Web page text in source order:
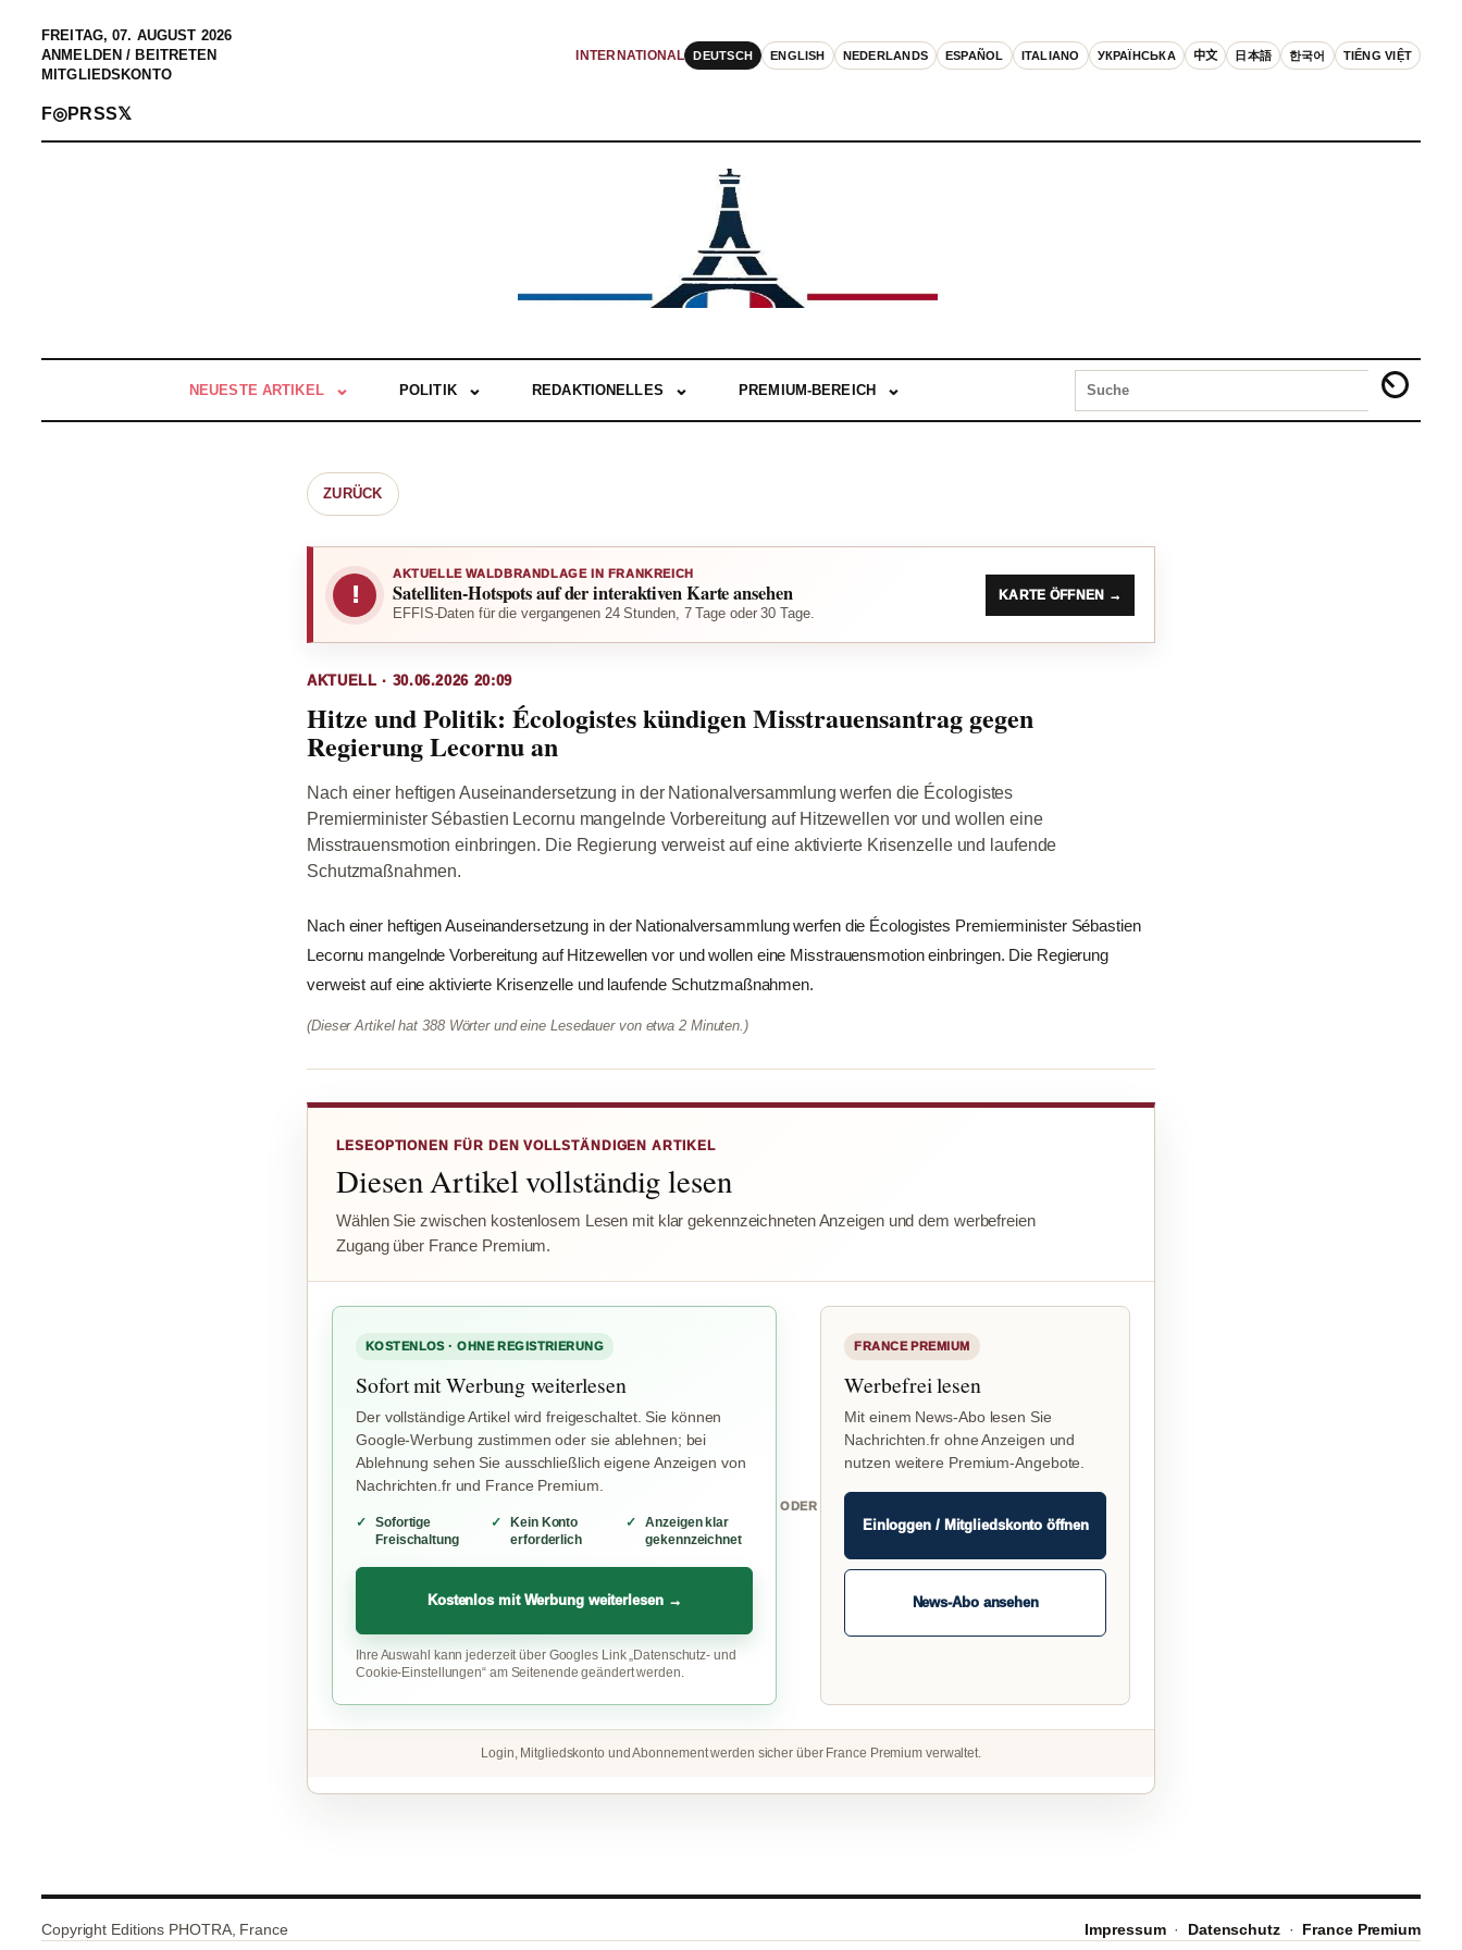
FREITAG, 07. AUGUST 2026
ANMELDEN / BEITRETEN
MITGLIEDSKONTO
INTERNATIONAL DEUTSCH ENGLISH NEDERLANDS ESPAÑOL ITALIANO УКРАЇНСЬКА 中文 日本語 한국어 TIẾNG VIỆT
F◎PRSS𝕏
NEUESTE ARTIKEL POLITIK REDAKTIONELLES PREMIUM-BEREICH
ZURÜCK
!
AKTUELLE WALDBRANDLAGE IN FRANKREICH
Satelliten-Hotspots auf der interaktiven Karte ansehen
EFFIS-Daten für die vergangenen 24 Stunden, 7 Tage oder 30 Tage.
KARTE ÖFFNEN →
AKTUELL · 30.06.2026 20:09
Hitze und Politik: Écologistes kündigen Misstrauensantrag gegen
Regierung Lecornu an
Nach einer heftigen Auseinandersetzung in der Nationalversammlung werfen die Écologistes
Premierminister Sébastien Lecornu mangelnde Vorbereitung auf Hitzewellen vor und wollen eine
Misstrauensmotion einbringen. Die Regierung verweist auf eine aktivierte Krisenzelle und laufende
Schutzmaßnahmen.
Nach einer heftigen Auseinandersetzung in der Nationalversammlung werfen die Écologistes Premierminister Sébastien
Lecornu mangelnde Vorbereitung auf Hitzewellen vor und wollen eine Misstrauensmotion einbringen. Die Regierung
verweist auf eine aktivierte Krisenzelle und laufende Schutzmaßnahmen.
(Dieser Artikel hat 388 Wörter und eine Lesedauer von etwa 2 Minuten.)
LESEOPTIONEN FÜR DEN VOLLSTÄNDIGEN ARTIKEL
Diesen Artikel vollständig lesen
Wählen Sie zwischen kostenlosem Lesen mit klar gekennzeichneten Anzeigen und dem werbefreien
Zugang über France Premium.
KOSTENLOS · OHNE REGISTRIERUNG
Sofort mit Werbung weiterlesen
Der vollständige Artikel wird freigeschaltet. Sie können
Google-Werbung zustimmen oder sie ablehnen; bei
Ablehnung sehen Sie ausschließlich eigene Anzeigen von
Nachrichten.fr und France Premium.
Sofortige
Freischaltung
Kein Konto
erforderlich
Anzeigen klar
gekennzeichnet
Kostenlos mit Werbung weiterlesen →
Ihre Auswahl kann jederzeit über Googles Link „Datenschutz- und
Cookie-Einstellungen“ am Seitenende geändert werden.
ODER
FRANCE PREMIUM
Werbefrei lesen
Mit einem News-Abo lesen Sie
Nachrichten.fr ohne Anzeigen und
nutzen weitere Premium-Angebote.
Einloggen / Mitgliedskonto öffnen
News-Abo ansehen
Login, Mitgliedskonto und Abonnement werden sicher über France Premium verwaltet.
Copyright Editions PHOTRA, France Impressum· Datenschutz· France Premium